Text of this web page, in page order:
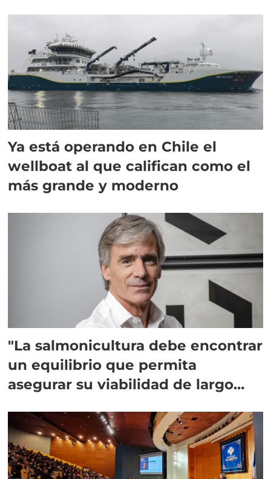
Ya está operando en Chile el
wellboat al que califican como el
más grande y moderno
"La salmonicultura debe encontrar
un equilibrio que permita
asegurar su viabilidad de largo